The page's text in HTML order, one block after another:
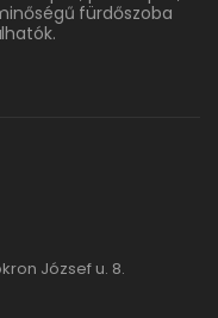
fürdőszoba
József u. 8.